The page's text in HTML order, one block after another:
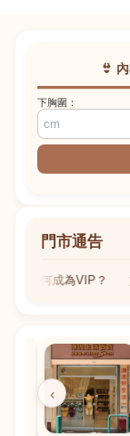
👙
下胸圍：
門市通告
如何成為VIP？
‹